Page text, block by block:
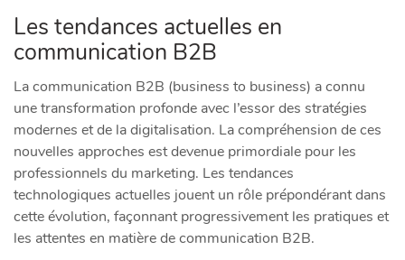
Les tendances actuelles en
communication B2B
La communication B2B (business to business) a connu
une transformation profonde avec l’essor des stratégies
modernes et de la digitalisation. La compréhension de ces
nouvelles approches est devenue primordiale pour les
professionnels du marketing. Les tendances
technologiques actuelles jouent un rôle prépondérant dans
cette évolution, façonnant progressivement les pratiques et
les attentes en matière de communication B2B.